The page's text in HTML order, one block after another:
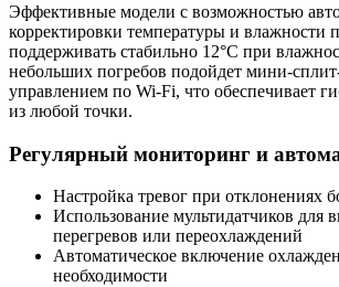
Эффективные модели с возможностью
корректировки температуры и влажности
поддерживать стабильно 12°C при
небольших погребов подойдет мини-
управлением по Wi-Fi, что обеспечивает
из любой точки.
Регулярный мониторинг и
Настройка тревог при отклонениях
Использование мультидатчиков для
перегревов или переохлаждений
Автоматическое включение
необходимости